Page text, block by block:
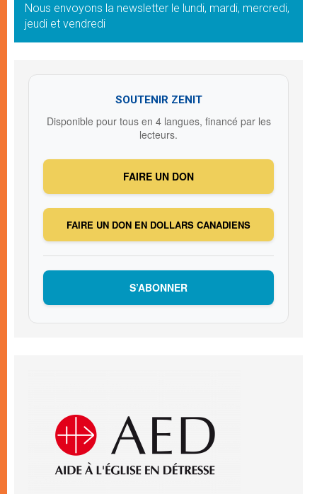
Nous envoyons la newsletter le lundi, mardi, mercredi,
jeudi et vendredi
SOUTENIR ZENIT
Disponible pour tous en 4 langues, financé par les
lecteurs.
FAIRE UN DON
FAIRE UN DON EN DOLLARS CANADIENS
S’ABONNER